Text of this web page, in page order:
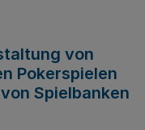
von
Pokerspielen
Spielbanken